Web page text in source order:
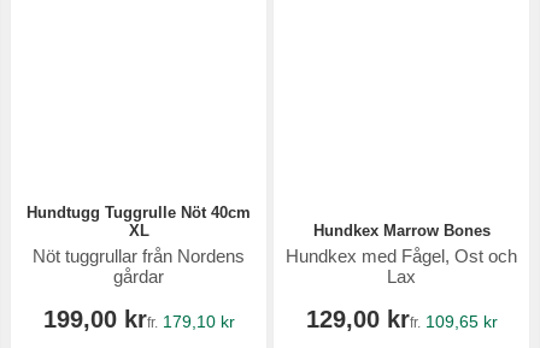
Hundtugg Tuggrulle Nöt 40cm
XL
Nöt tuggrullar från Nordens
gårdar
199,00 krfr. 179,10 kr
Hundkex Marrow Bones
Hundkex med Fågel, Ost och
Lax
129,00 krfr. 109,65 kr